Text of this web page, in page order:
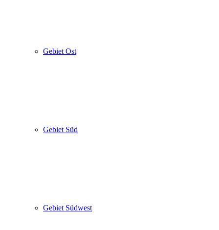
Gebiet Ost
Gebiet Süd
Gebiet Südwest